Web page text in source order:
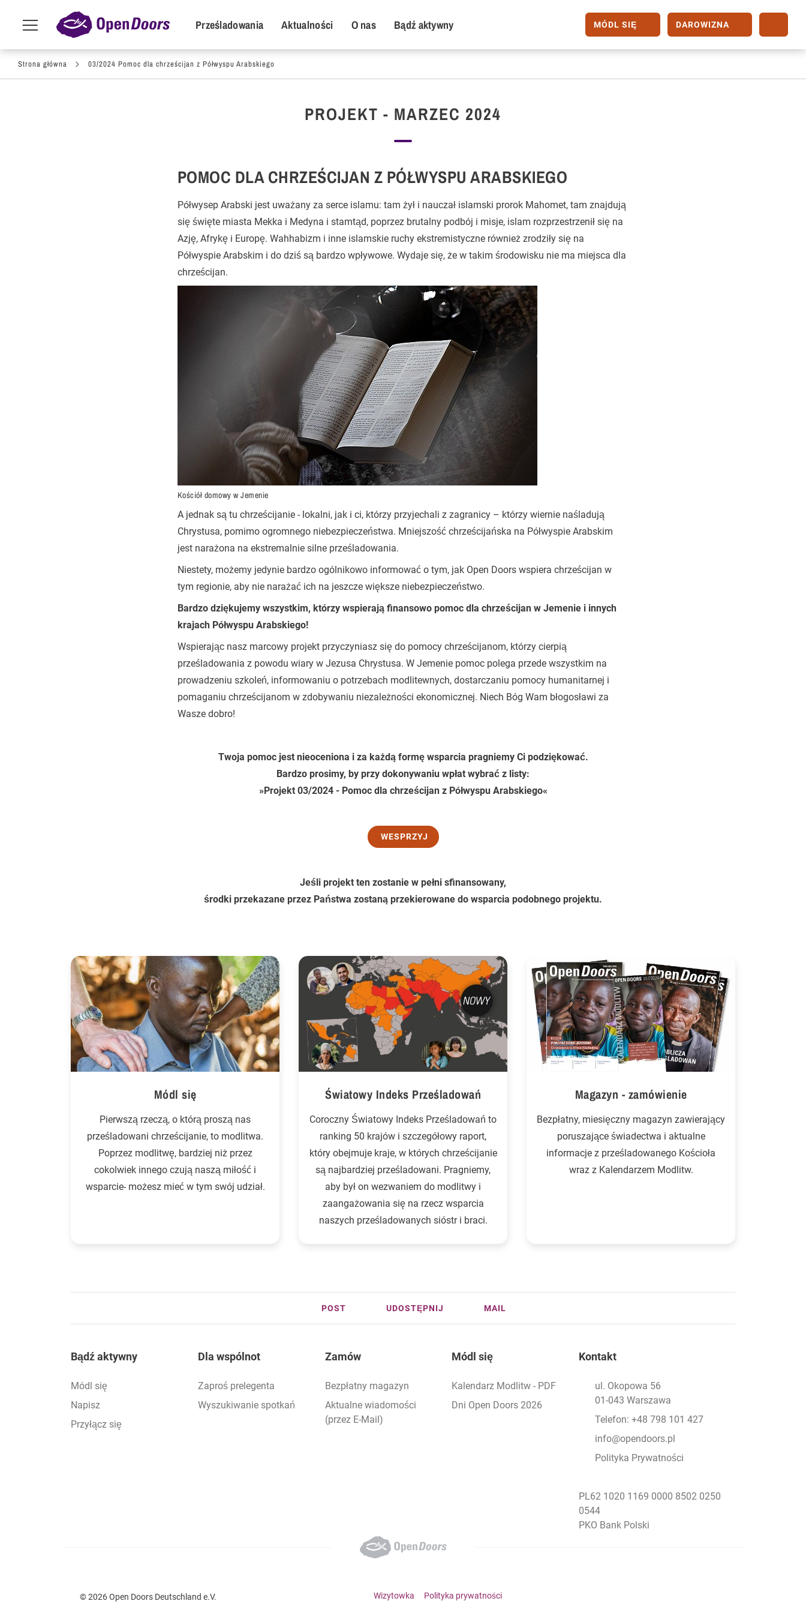
Przejdź do treści
Menu
POI Primary Menu
Prześladowania Aktualności O nas Bądź aktywny MÓDL SIĘ DAROWIZNA
Strona główna 03/2024 Pomoc dla chrześcijan z Półwyspu Arabskiego
PROJEKT - MARZEC 2024
POMOC DLA CHRZEŚCIJAN Z PÓŁWYSPU ARABSKIEGO
Półwysep Arabski jest uważany za serce islamu: tam żył i nauczał islamski prorok Mahomet, tam znajdują
się święte miasta Mekka i Medyna i stamtąd, poprzez brutalny podbój i misje, islam rozprzestrzenił się na
Azję, Afrykę i Europę. Wahhabizm i inne islamskie ruchy ekstremistyczne również zrodziły się na
Półwyspie Arabskim i do dziś są bardzo wpływowe. Wydaje się, że w takim środowisku nie ma miejsca dla
chrześcijan.
Kościół domowy w Jemenie
A jednak są tu chrześcijanie - lokalni, jak i ci, którzy przyjechali z zagranicy – którzy wiernie naśladują
Chrystusa, pomimo ogromnego niebezpieczeństwa. Mniejszość chrześcijańska na Półwyspie Arabskim
jest narażona na ekstremalnie silne prześladowania.
Niestety, możemy jedynie bardzo ogólnikowo informować o tym, jak Open Doors wspiera chrześcijan w
tym regionie, aby nie narażać ich na jeszcze większe niebezpieczeństwo.
Bardzo dziękujemy wszystkim, którzy wspierają finansowo pomoc dla chrześcijan w Jemenie i innych
krajach Półwyspu Arabskiego!
Wspierając nasz marcowy projekt przyczyniasz się do pomocy chrześcijanom, którzy cierpią
prześladowania z powodu wiary w Jezusa Chrystusa. W Jemenie pomoc polega przede wszystkim na
prowadzeniu szkoleń, informowaniu o potrzebach modlitewnych, dostarczaniu pomocy humanitarnej i
pomaganiu chrześcijanom w zdobywaniu niezależności ekonomicznej. Niech Bóg Wam błogosławi za
Wasze dobro!
Twoja pomoc jest nieoceniona i za każdą formę wsparcia pragniemy Ci podziękować.
Bardzo prosimy, by przy dokonywaniu wpłat wybrać z listy:
»Projekt 03/2024 - Pomoc dla chrześcijan z Półwyspu Arabskiego«
WESPRZYJ
Jeśli projekt ten zostanie w pełni sfinansowany,
środki przekazane przez Państwa zostaną przekierowane do wsparcia podobnego projektu.
Módl się
Pierwszą rzeczą, o którą proszą nas
prześladowani chrześcijanie, to modlitwa.
Poprzez modlitwę, bardziej niż przez
cokolwiek innego czują naszą miłość i
wsparcie- możesz mieć w tym swój udział.
Światowy Indeks Prześladowań
Coroczny Światowy Indeks Prześladowań to
ranking 50 krajów i szczegółowy raport,
który obejmuje kraje, w których chrześcijanie
są najbardziej prześladowani. Pragniemy,
aby był on wezwaniem do modlitwy i
zaangażowania się na rzecz wsparcia
naszych prześladowanych sióstr i braci.
Magazyn - zamówienie
Bezpłatny, miesięczny magazyn zawierający
poruszające świadectwa i aktualne
informacje z prześladowanego Kościoła
wraz z Kalendarzem Modlitw.
POST UDOSTĘPNIJ MAIL
Kontakt
ul. Okopowa 56
01-043 Warszawa
Telefon: +48 798 101 427
info@opendoors.pl
Polityka Prywatności
PL62 1020 1169 0000 8502 0250
0544
PKO Bank Polski
Footer
Bądź aktywny
Módl się
Napisz
Przyłącz się
Dla wspólnot
Zaproś prelegenta
Wyszukiwanie spotkań
Zamów
Bezpłatny magazyn
Aktualne wiadomości
(przez E-Mail)
Módl się
Kalendarz Modlitw - PDF
Dni Open Doors 2026
© 2026 Open Doors Deutschland e.V. Footer bottom menu
Wizytowka Polityka prywatności